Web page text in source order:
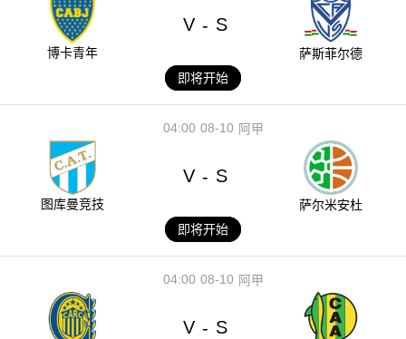
博卡青年
V - S
萨斯菲尔德
即将开始
08-10
04:00 阿甲
图库曼竞技
V - S
萨尔米安杜
即将开始
08-10
04:00 阿甲
V - S